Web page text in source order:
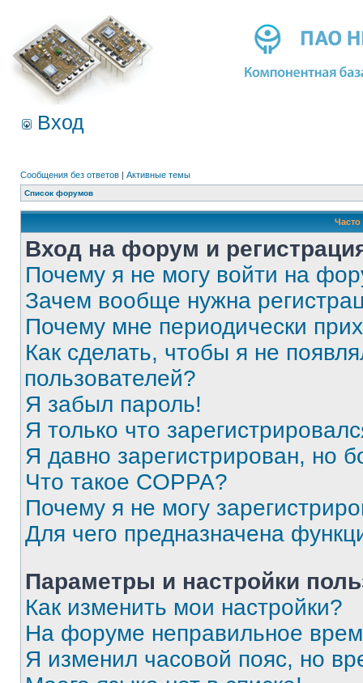
Вход
Сообщения без ответов | Активные темы
Список форумов
Вход на форум и
Почему я не могу войти на
Зачем вообще нужна
Почему мне периодически
Как сделать, чтобы я не
пользователей?
Я забыл пароль!
Я только что
Я давно зарегистрирован, но
Что такое COPPA?
Почему я не могу
Для чего предназначена
Параметры и настройки
Как изменить мои настройки?
На форуме неправильное
Я изменил часовой пояс, но